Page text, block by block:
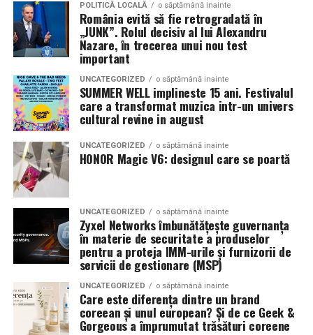
POLITICĂ LOCALĂ o săptămână inainte
România evită să fie retrogradată în
„JUNK”. Rolul decisiv al lui Alexandru
Nazare, în trecerea unui nou test
important
UNCATEGORIZED o săptămână inainte
SUMMER WELL implineste 15 ani. Festivalul
care a transformat muzica intr-un univers
cultural revine in august
UNCATEGORIZED o săptămână inainte
HONOR Magic V6: designul care se poartă
UNCATEGORIZED o săptămână inainte
Zyxel Networks îmbunătățește guvernanța
în materie de securitate a produselor
pentru a proteja IMM-urile și furnizorii de
servicii de gestionare (MSP)
UNCATEGORIZED o săptămână inainte
Care este diferența dintre un brand
coreean și unul european? Și de ce Geek &
Gorgeous a împrumutat trăsături coreene